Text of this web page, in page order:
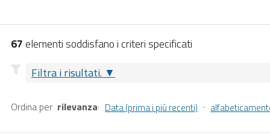
67elementi soddisfano i criteri specificati
Filtra i risultati.
Ordina per rilevanza· Data (prima i più recenti) ·